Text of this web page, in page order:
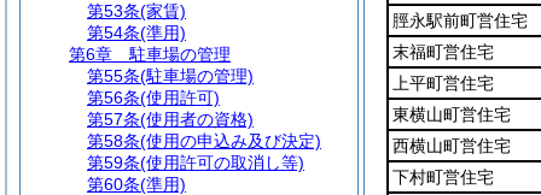
脛永駅前町営住宅
末福町営住宅
上平町営住宅
東横山町営住宅
西横山町営住宅
下村町営住宅
第53条(家賃)
第54条(準用)
第6章
駐車場の管理
第55条(駐車場の管理)
第56条(使用許可)
第57条(使用者の資格)
第58条(使用の申込み及び決定)
第59条(使用許可の取消し等)
第60条(準用)